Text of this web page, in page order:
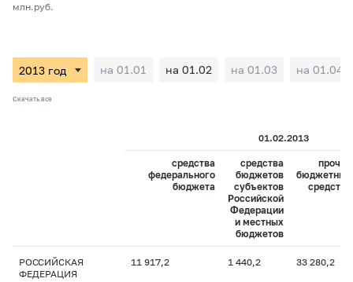
млн.руб.
на 01.01 на 01.02 на 01.03 на 01.04
Скачать все
01.02.2013
средства
федерального
бюджета
средства
бюджетов
субъектов
Российской
Федерации
и местных
бюджетов
прочие
бюджетные
средства
РОССИЙСКАЯ
ФЕДЕРАЦИЯ
11 917,2 1 440,2 33 280,2